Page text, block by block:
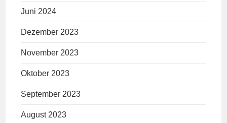
Juni 2024
Dezember 2023
November 2023
Oktober 2023
September 2023
August 2023